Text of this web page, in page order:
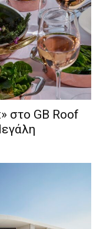
στο GB Roof